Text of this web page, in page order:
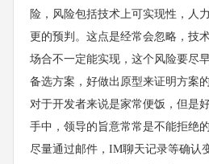
险，风险包括技术上可实现性，人
更的预判。这点是经常会忽略，技
场合不一定能实现，这个风险要尽
备选方案，好做出原型来证明方案
对于开发者来说是家常便饭，但是
手中，领导的旨意常常是不能拒绝
尽量通过邮件，IM聊天记录等确认